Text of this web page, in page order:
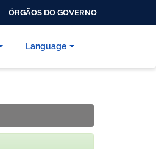
ÓRGÃOS DO GOVERNO
Language